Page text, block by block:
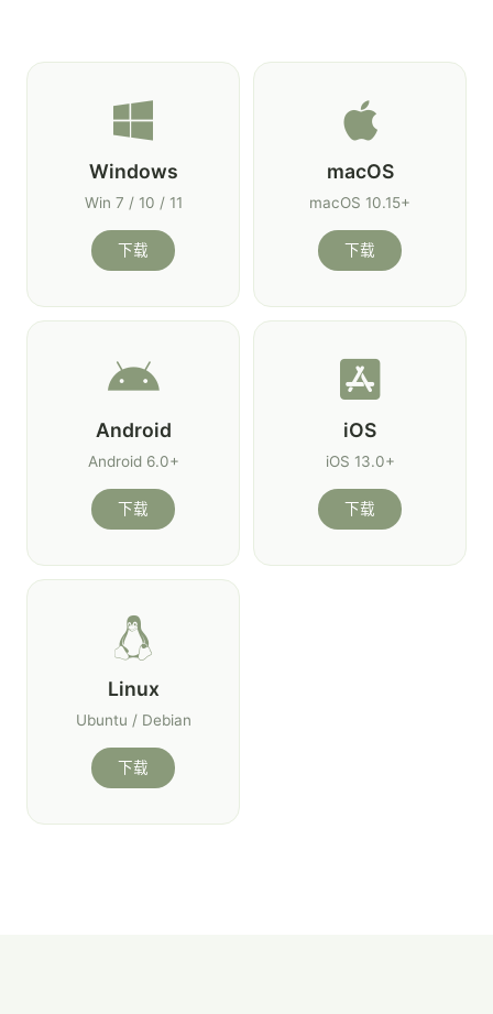
Windows
Win 7 / 10 / 11
下载
macOS
macOS 10.15+
下载
Android
Android 6.0+
下载
iOS
iOS 13.0+
下载
Linux
Ubuntu / Debian
下载